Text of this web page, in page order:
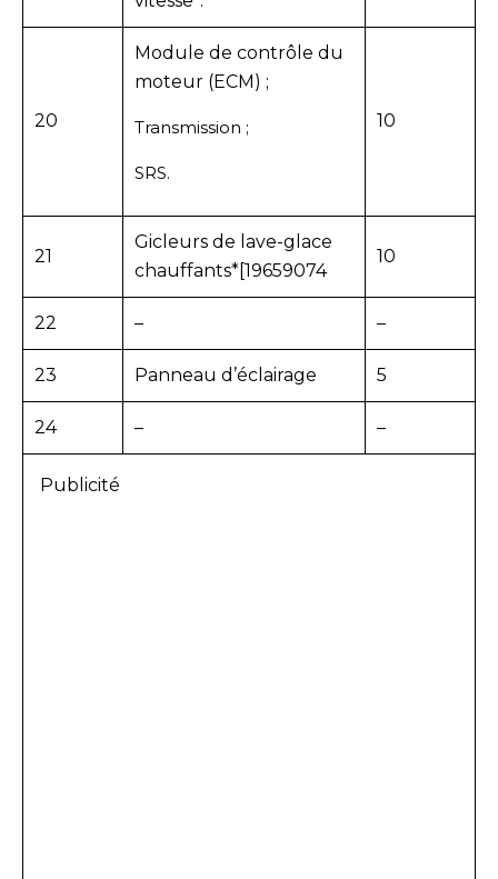
20
Module de contrôle du
moteur (ECM) ;
Transmission ;
SRS.
10
21
Gicleurs de lave-glace
chauffants*[19659074
10
22 – –
23 Panneau d’éclairage 5
24 – –
Publicité